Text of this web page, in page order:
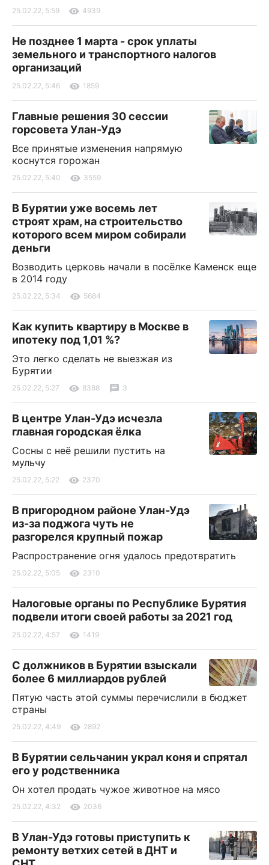
25.02.22, 5:59 4939
Не позднее 1 марта - срок уплаты
земельного и транспортного налогов
организаций
25.02.22, 5:46 1859
Главные решения 30 сессии
горсовета Улан-Удэ
Все принятые изменения напрямую
коснутся горожан
25.02.22, 5:40 3559
В Бурятии уже восемь лет
строят храм, на строительство
которого всем миром собирали
деньги
Возводить церковь начали в посёлке Каменск еще
в 2014 году
25.02.22, 5:34 5684
Как купить квартиру в Москве в
ипотеку под 1,01 %?
Это легко сделать не выезжая из
Бурятии
25.02.22, 5:27 8388 3
В центре Улан-Удэ исчезла
главная городская ёлка
Сосны с неё решили пустить на
мульчу
25.02.22, 5:22 2370
В пригородном районе Улан-Удэ
из-за поджога чуть не
разгорелся крупный пожар
Распространение огня удалось предотвратить
25.02.22, 5:05 2310
Налоговые органы по Республике Бурятия
подвели итоги своей работы за 2021 год
25.02.22, 4:57 1419
С должников в Бурятии взыскали
более 6 миллиардов рублей
Пятую часть этой суммы перечислили в бюджет
страны
25.02.22, 4:49 2892
В Бурятии сельчанин украл коня и спрятал
его у родственника
Он хотел продать чужое животное на мясо
25.02.22, 4:32 2036
В Улан-Удэ готовы приступить к
ремонту ветхих сетей в ДНТ и